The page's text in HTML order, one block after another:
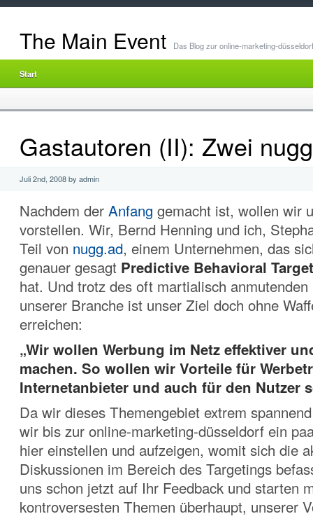
The Main Event Das Blog zur online-marketing-düsseldorf
Start
Gastautoren (II): Zwei
Juli 2nd, 2008 by admin
Nachdem der Anfang gemacht ist, wollen wir
vorstellen. Wir, Bernd Henning und ich,
Teil von nugg.ad, einem Unternehmen, das
genauer gesagt Predictive Behavioral
hat. Und trotz des oft martialisch
unserer Branche ist unser Ziel doch ohne
erreichen:
„Wir wollen Werbung im Netz effektiver
machen. So wollen wir Vorteile für
Internetanbieter und auch für den Nutzer
Da wir dieses Themengebiet extrem
wir bis zur online-marketing-düsseldorf ein
hier einstellen und aufzeigen, womit sich die
Diskussionen im Bereich des Targetings
uns schon jetzt auf Ihr Feedback und starten
kontroversesten Themen überhaupt, unserer